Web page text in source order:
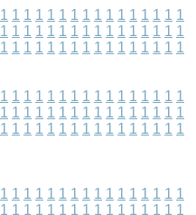
1 1 1 1 1 1 1 1 1 1 1 1 1 1 1 1
1 1 1 1 1 1 1 1 1 1 1 1 1 1 1 1
1 1 1 1 1 1 1 1 1 1 1 1 1 1 1 1
1 1 1 1 1 1 1 1 1 1 1 1 1 1 1 1
1 1 1 1 1 1 1 1 1 1 1 1 1 1 1 1
1 1 1 1 1 1 1 1 1 1 1 1 1 1 1 1
1 1 1 1 1 1 1 1 1 1 1 1 1 1 1 1
1 1 1 1 1 1 1 1 1 1 1 1 1 1 1 1